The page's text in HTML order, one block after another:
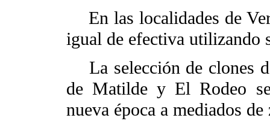
En las localidades de
igual de efectiva utilizando
La selección de clones
de Matilde y El Rodeo
nueva época a mediados de